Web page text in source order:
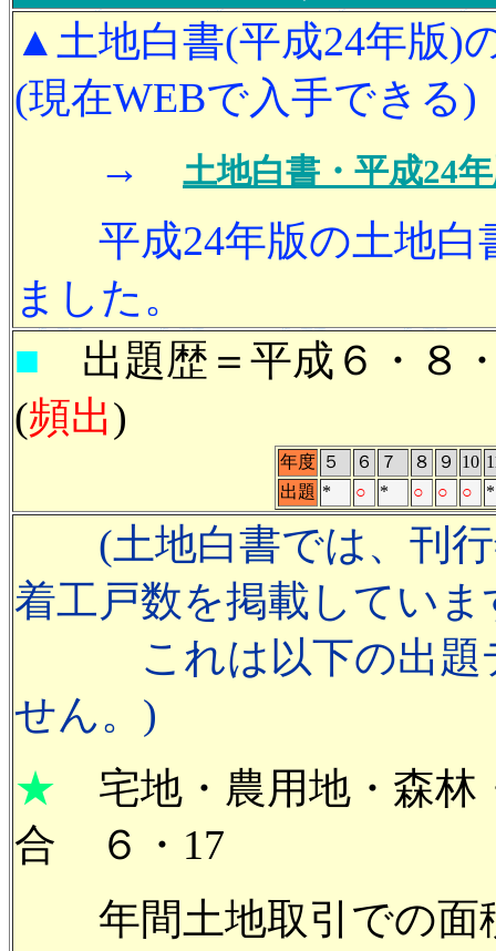
▲土地白書(平成24年版)
(現在WEBで入手できる)
→ 土地白書・平成24
平成24年版の土地白
ました。
■ 出題歴＝平成６・８
(頻出)
年度 ５ ６ ７ ８ ９ 10
出題 * ○ * ○ ○ ○
(土地白書では、刊
着工戸数を掲載していま
これは以下の出
せん。)
★ 宅地・農用地・森林
合 ６・17
年間土地取引での面